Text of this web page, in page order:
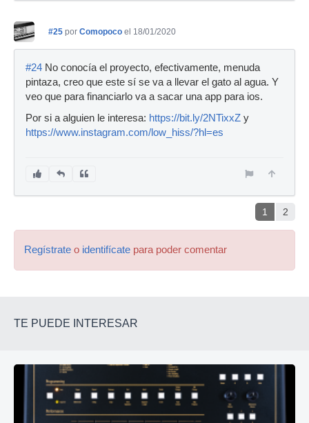
#25 por Comopoco el 18/01/2020
#24 No conocía el proyecto, efectivamente, menuda
pintaza, creo que este sí se va a llevar el gato al agua. Y
veo que para financiarlo va a sacar una app para ios.
Por si a alguien le interesa: https://bit.ly/2NTixxZ y
https://www.instagram.com/low_hiss/?hl=es
1 2
Regístrate o identifícate para poder comentar
TE PUEDE INTERESAR